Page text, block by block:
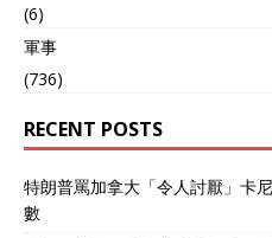
(6)
軍事
(736)
RECENT POSTS
特朗普罵加拿大「令人討厭」卡
數